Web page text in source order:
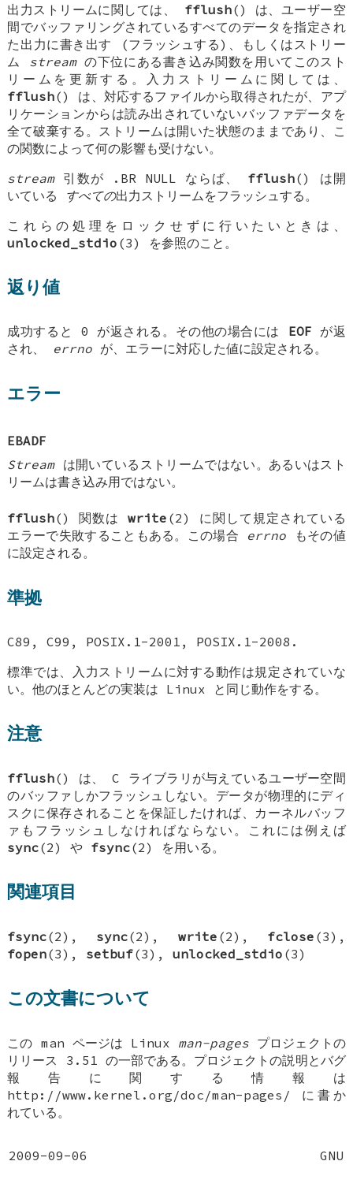
出力ストリームに関しては、 fflush() は、ユーザー空
間でバッファリングされているすべてのデータを指定され
た出力に書き出す (フラッシュする)、もしくはストリー
ム streamの下位にある書き込み関数を用いてこのスト
リームを更新する。入力ストリームに関しては、
fflush() は、対応するファイルから取得されたが、アプ
リケーションからは読み出されていないバッファデータを
全て破棄する。ストリームは開いた状態のままであり、こ
の関数によって何の影響も受けない。
stream引数が .BR NULL ならば、 fflush() は開
いている すべての出力ストリームをフラッシュする。
これらの処理をロックせずに行いたいときは、
unlocked_stdio (3) を参照のこと。
返り値
成功すると 0 が返される。その他の場合には EOF が返
され、 errno が、エラーに対応した値に設定される。
エラー
EBADF
Streamは開いているストリームではない。あるいはスト
リームは書き込み用ではない。
fflush() 関数はwrite (2) に関して規定されている
エラーで失敗することもある。この場合 errno もその値
に設定される。
準拠
C89, C99, POSIX.1-2001, POSIX.1-2008.
標準では、入力ストリームに対する動作は規定されていな
い。他のほとんどの実装は Linux と同じ動作をする。
注意
fflush() は、 C ライブラリが与えているユーザー空間
のバッファしかフラッシュしない。データが物理的にディ
スクに保存されることを保証したければ、カーネルバッフ
ァもフラッシュしなければならない。これには例えば
sync(2) や fsync(2) を用いる。
関連項目
fsync(2), sync(2), write (2), fclose (3),
fopen(3), setbuf(3),unlocked_stdio (3)
この文書について
この man ページは Linux man-pages プロジェクトの
リリース 3.51 の一部である。プロジェクトの説明とバグ
報告に関する情報は
http://www.kernel.org/doc/man-pages/ に書か
れている。
2009-09-06 GNU